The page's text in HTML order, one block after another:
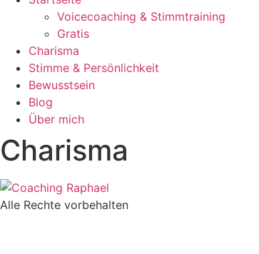
Voicecoaching & Stimmtraining
Gratis
Charisma
Stimme & Persönlichkeit
Bewusstsein
Blog
Über mich
Charisma
Alle Rechte vorbehalten